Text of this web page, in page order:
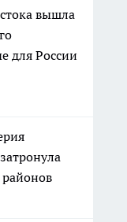
вышла
для России